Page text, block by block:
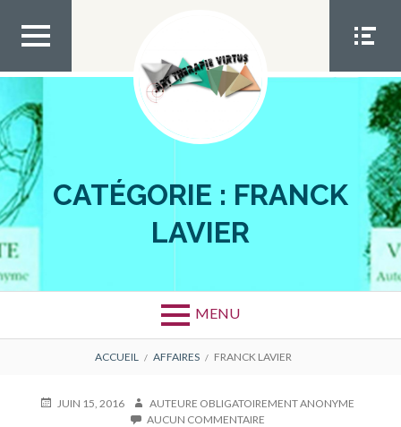
contenu
MEN
MEN
SOCIA
L
CATÉGORIE : FRANCK
LAVIER
MENU
D'ARIANE
ACCUEIL AFFAIRES FRANCK LAVIER
PUBLIÉJUIN 15, 2016 AUTEUR
AUTEURE OBLIGATOIREMENT ANONYME
AUCUN COMMENTAIRE